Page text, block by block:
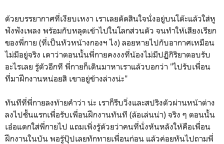
ด้วยบรรยากาศที่เงียบเหงา เราเลยตัดสินใจนั่งอยู่บนโต๊ะแล้วใส่หู
ฟังฟังเพลง พร้อมกับหลุดเข้าไปในโลกส่วนตัว จนทำให้เสียงเรียก
ของพี่กาย (ที่เป็นหัวหน้างกองฯ ไง) ลอยหายไปกับอากาศเหมือน
ไม่มีอยู่จริง เดาว่าตอนนั้นพี่กายคงงงที่น้องไม่มีปฏิกิริยาตอบรับ
อะไรเลย รู้ตัวอีกที พี่กายก็เดินมาหาเราแล้วบอกว่า "ไปรับเพื่อน
ที่มาฝึกงานหน่อยสิ เขาอยู่ข้างล่างน่ะ"
ทันทีที่พี่กายลงท้ายคำว่า น่ะ เราก็รีบวิ่งและสปริงตัวผ่านหน้าต่าง
ลงไปชั้นแรกเพื่อรับเพื่อนฝึกงานทันที (ล้อเล่นน่า) จริง ๆ ตอนนั้น
เอ๋อแดกใส่พี่กายไป แถมเพิ่งรู้ด้วยว่าคนที่นั่งหันหลังให้คือเพื่อน
ฝึกงานในบัน พอรู้ปุ๊ปเลยทักทายเพื่อนก่อน แล้วค่อยหันไปถามพี่